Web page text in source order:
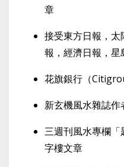
章
接受東方日報，太
報，經濟日報，星
花旗銀行（
新玄機風水雜誌作
三週刊風水專欄
字樓文章